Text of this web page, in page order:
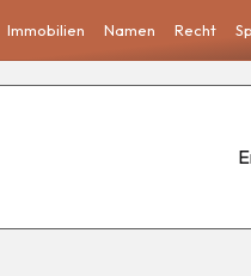
Immobilien Namen Recht